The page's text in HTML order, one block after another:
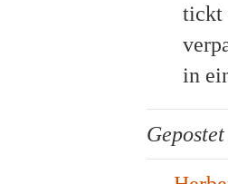
tickt
in